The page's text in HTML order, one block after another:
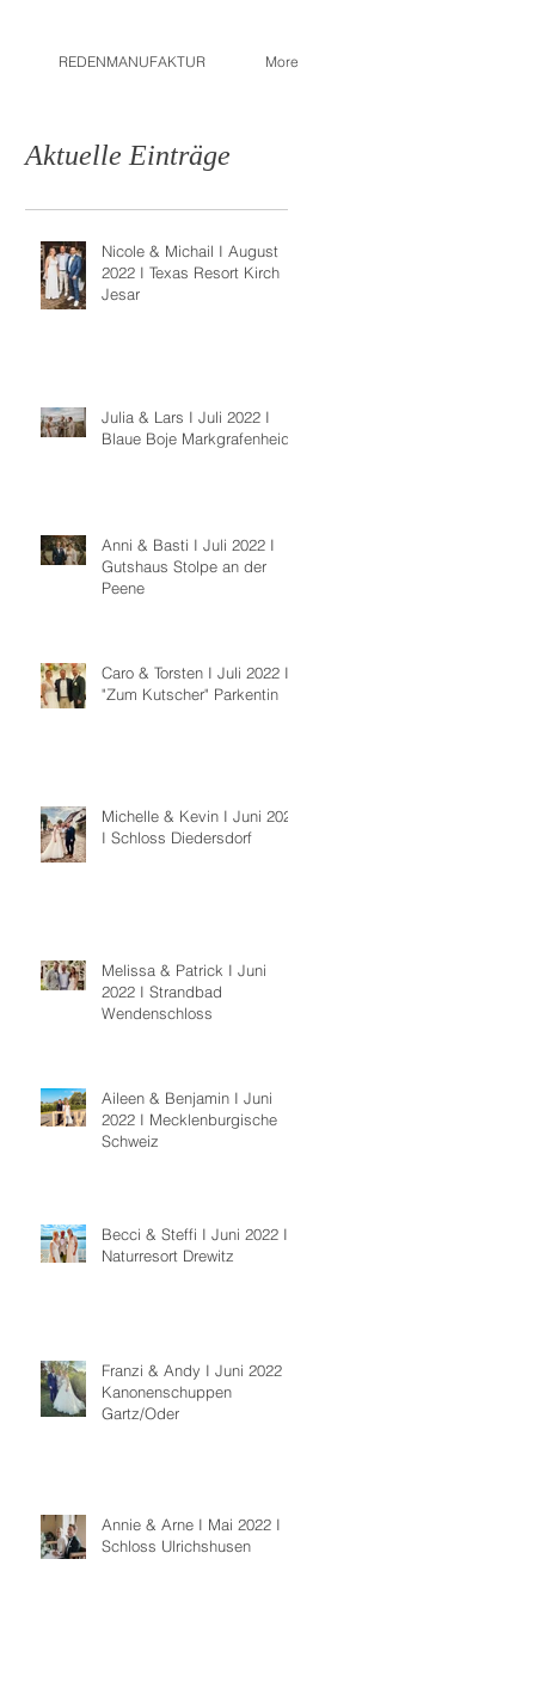
REDENMANUFAKTUR More
Aktuelle Einträge
Nicole & Michail I August
2022 I Texas Resort Kirch
Jesar
Julia & Lars I Juli 2022 I
Blaue Boje Markgrafenheide
Anni & Basti I Juli 2022 I
Gutshaus Stolpe an der
Peene
Caro & Torsten I Juli 2022 I
"Zum Kutscher" Parkentin
Michelle & Kevin I Juni 2022
I Schloss Diedersdorf
Melissa & Patrick I Juni
2022 I Strandbad
Wendenschloss
Aileen & Benjamin I Juni
2022 I Mecklenburgische
Schweiz
Becci & Steffi I Juni 2022 I
Naturresort Drewitz
Franzi & Andy I Juni 2022 I
Kanonenschuppen
Gartz/Oder
Annie & Arne I Mai 2022 I
Schloss Ulrichshusen